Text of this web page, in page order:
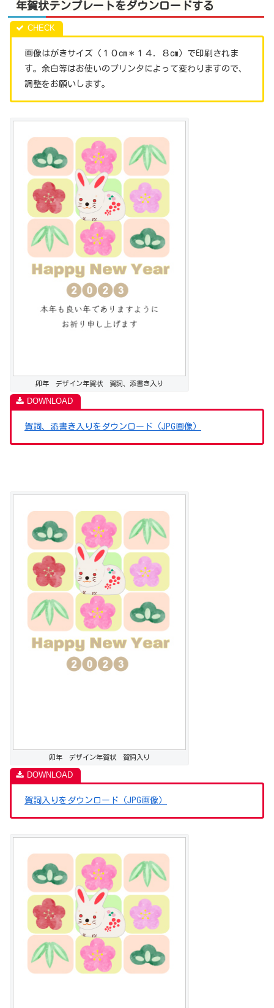
年賀状テンプレートをダウンロードする
画像はがきサイズ（１０cm＊１４．８cm）で印刷されま
す。余白等はお使いのプリンタによって変わりますので、
調整をお願いします。
卯年 デザイン年賀状 賀詞、添書き入り
賀詞、添書き入りをダウンロード（JPG画像）
卯年 デザイン年賀状 賀詞入り
賀詞入りをダウンロード（JPG画像）